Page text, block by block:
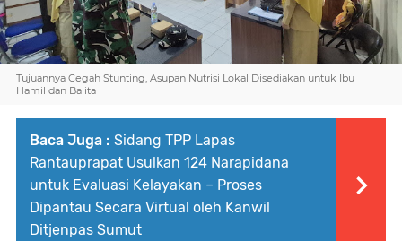
Tujuannya Cegah Stunting, Asupan Nutrisi Lokal Disediakan untuk Ibu
Hamil dan Balita
Baca Juga : Sidang TPP Lapas
Rantauprapat Usulkan 124 Narapidana
untuk Evaluasi Kelayakan – Proses
Dipantau Secara Virtual oleh Kanwil
Ditjenpas Sumut